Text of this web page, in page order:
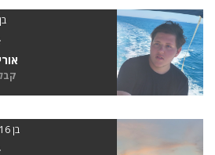
בן 17
בן 16 | 173